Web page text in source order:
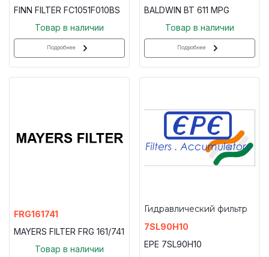
FINN FILTER FC1051F010BS
Товар в наличии
Подробнее
BALDWIN BT 611 MPG
Товар в наличии
Подробнее
FRG161741
MAYERS FILTER FRG 161/741
Товар в наличии
Гидравлический фильтр
7SL90H10
EPE 7SL90H10